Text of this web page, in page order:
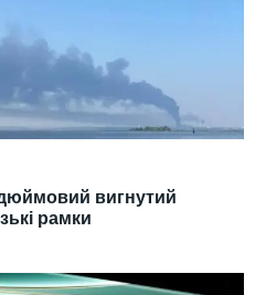
вигнутий
рамки